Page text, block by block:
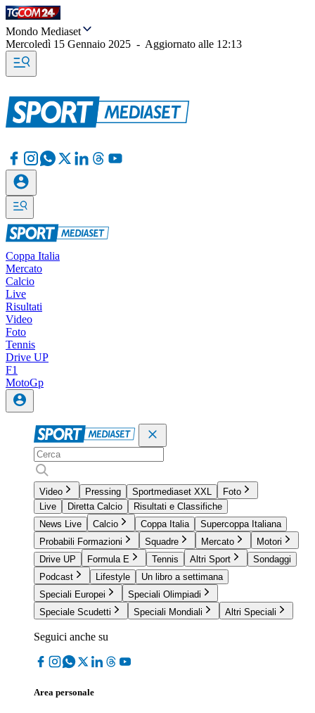
Mondo Mediaset
Mercoledì 15 Gennaio 2025 - Aggiornato alle 12:13
Coppa Italia
Mercato
Calcio
Live
Risultati
Video
Foto
Tennis
Drive UP
F1
MotoGp
Video Pressing Sportmediaset XXL
Foto
Live
Diretta Calcio
Risultati e Classifiche
News Live
Calcio Coppa Italia
Supercoppa Italiana
Probabili Formazioni
Squadre Mercato
Motori
Drive UP
Formula E Tennis Altri Sport
Sondaggi
Podcast
Lifestyle
Un libro a settimana
Speciali Europei
Speciali Olimpiadi
Speciale Scudetti
Speciali Mondiali Altri Speciali
Seguici anche su
Area personale